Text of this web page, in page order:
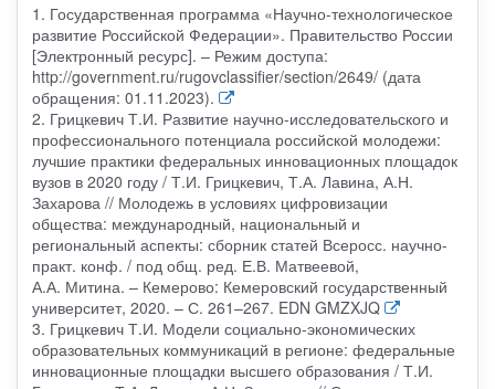
1. Государственная программа «Научно-технологическое
развитие Российской Федерации». Правительство России
[Электронный ресурс]. – Режим доступа:
http://government.ru/rugovclassifier/section/2649/ (дата
обращения: 01.11.2023).
2. Грицкевич Т.И. Развитие научно-исследовательского и
профессионального потенциала российской молодежи:
лучшие практики федеральных инновационных площадок
вузов в 2020 году / Т.И. Грицкевич, Т.А. Лавина, А.Н.
Захарова // Молодежь в условиях цифровизации
общества: международный, национальный и
региональный аспекты: сборник статей Всеросс. научно-
практ. конф. / под общ. ред. Е.В. Матвеевой,
А.А. Митина. – Кемерово: Кемеровский государственный
университет, 2020. – С. 261–267. EDN GMZXJQ
3. Грицкевич Т.И. Модели социально-экономических
образовательных коммуникаций в регионе: федеральные
инновационные площадки высшего образования / Т.И.